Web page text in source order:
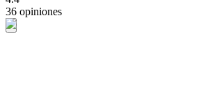
36 opiniones